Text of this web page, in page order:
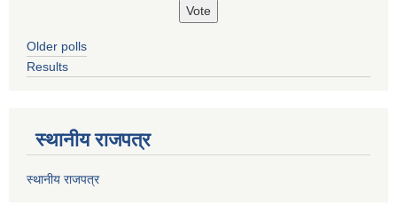
Older polls
Results
स्थानीय राजपत्र
स्थानीय राजपत्र